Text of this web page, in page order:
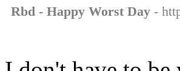
Rbd - Happy Worst Day -